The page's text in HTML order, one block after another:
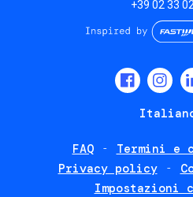
+39 02 33
FAQ
Termini e
Privacy policy
Impostazioni